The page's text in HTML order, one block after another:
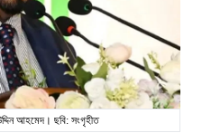
আহমেদ। ছবি: সংগৃহীত